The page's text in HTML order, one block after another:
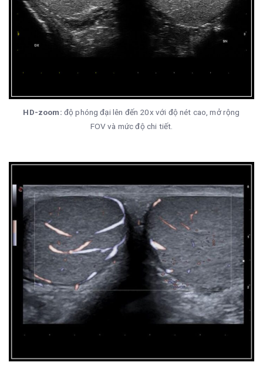
HD-zoom: độ phóng đại lên đến 20x với độ nét cao, mở rộng
FOV và mức độ chi tiết.